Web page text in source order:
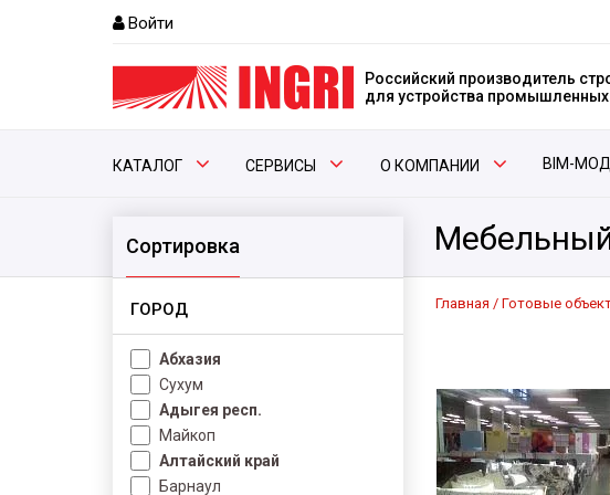
Войти
Российский производитель
для устройства
КАТАЛОГ СЕРВИСЫ О КОМПАНИИ BIM-
Сортировка
ГОРОД
Абхазия
Сухум
Адыгея респ.
Майкоп
Алтайский край
Барнаул
Главная Готовые